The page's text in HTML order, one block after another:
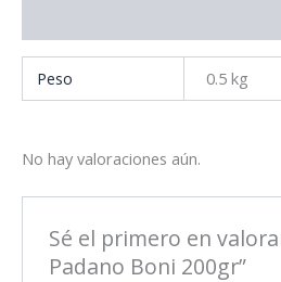
Peso 0.5 kg
No hay valoraciones aún.
Sé el primero en
Padano Boni 200gr”